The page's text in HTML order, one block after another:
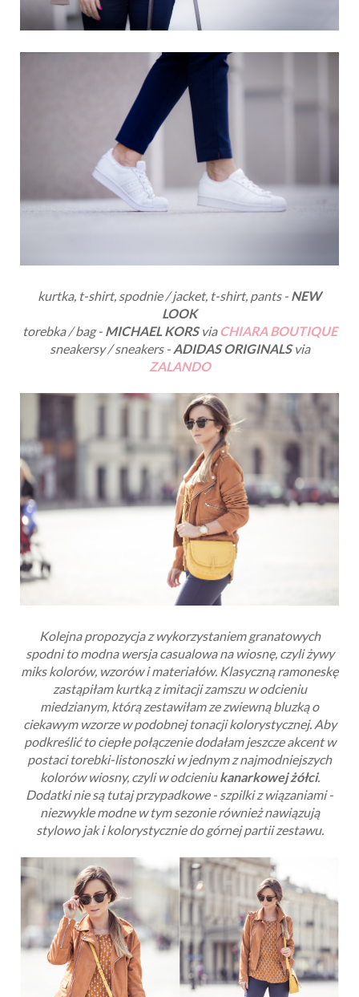
kurtka, t-shirt, spodnie / jacket, t-shirt, pants - NEW
LOOK
torebka / bag - MICHAEL KORSvia CHIARA BOUTIQUE
sneakersy / sneakers - ADIDAS ORIGINALSvia
ZALANDO
Kolejna propozycja z wykorzystaniem granatowych
spodni to modna wersja casualowa na wiosnę, czyli żywy
miks kolorów, wzorów i materiałów. Klasyczną ramoneskę
zastąpiłam kurtką z imitacji zamszu w odcieniu
miedzianym, którą zestawiłam ze zwiewną bluzką o
ciekawym wzorze w podobnej tonacji kolorystycznej. Aby
podkreślić to ciepłe połączenie dodałam jeszcze akcent w
postaci torebki-listonoszki w jednym z najmodniejszych
kolorów wiosny, czyli w odcieniukanarkowej żółci.
Dodatki nie są tutaj przypadkowe - szpilki z wiązaniami -
niezwykle modne w tym sezonie również nawiązują
stylowo jak i kolorystycznie do górnej partii zestawu.